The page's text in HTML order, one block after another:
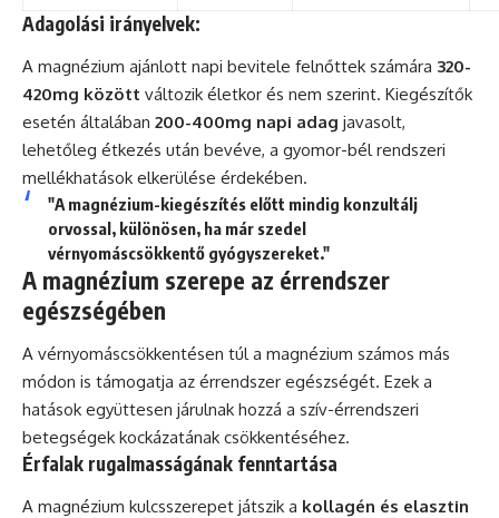
Adagolási irányelvek:
A magnézium ajánlott napi bevitele felnőttek számára 320-
420mg között változik életkor és nem szerint. Kiegészítők
esetén általában 200-400mg napi adag javasolt,
lehetőleg étkezés után bevéve, a gyomor-bél rendszeri
mellékhatások elkerülése érdekében.
"A magnézium-kiegészítés előtt mindig konzultálj
orvossal, különösen, ha már szedel
vérnyomáscsökkentő gyógyszereket."
A magnézium szerepe az érrendszer
egészségében
A vérnyomáscsökkentésen túl a magnézium számos más
módon is támogatja az érrendszer egészségét. Ezek a
hatások együttesen járulnak hozzá a szív-érrendszeri
betegségek kockázatának csökkentéséhez.
Érfalak rugalmasságának fenntartása
A magnézium kulcsszerepet játszik a kollagén és elasztin